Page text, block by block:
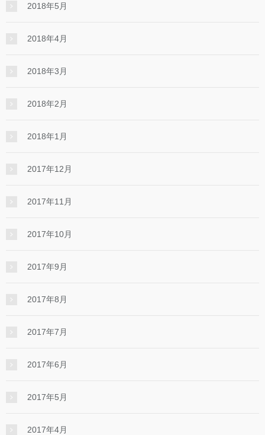
2018年5月
2018年4月
2018年3月
2018年2月
2018年1月
2017年12月
2017年11月
2017年10月
2017年9月
2017年8月
2017年7月
2017年6月
2017年5月
2017年4月